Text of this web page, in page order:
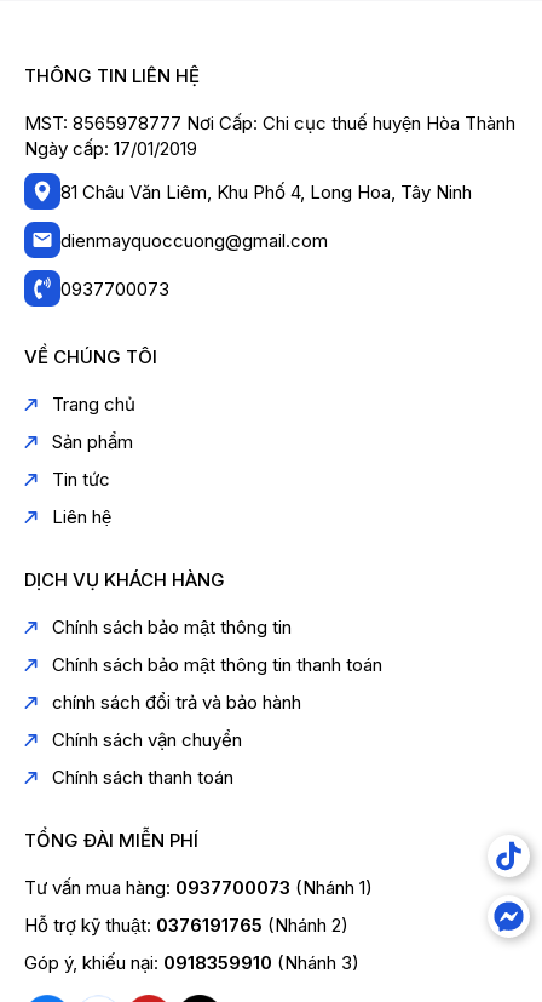
THÔNG TIN LIÊN HỆ
MST: 8565978777 Nơi Cấp: Chi cục thuế huyện Hòa Thành
Ngày cấp: 17/01/2019
81 Châu Văn Liêm, Khu Phố 4, Long Hoa, Tây Ninh
dienmayquoccuong@gmail.com
0937700073
VỀ CHÚNG TÔI
Trang chủ
Sản phẩm
Tin tức
Liên hệ
DỊCH VỤ KHÁCH HÀNG
Chính sách bảo mật thông tin
Chính sách bảo mật thông tin thanh toán
chính sách đổi trả và bảo hành
Chính sách vận chuyển
Chính sách thanh toán
TỔNG ĐÀI MIỄN PHÍ
Tư vấn mua hàng: 0937700073 (Nhánh 1)
Hỗ trợ kỹ thuật: 0376191765 (Nhánh 2)
Góp ý, khiếu nại: 0918359910 (Nhánh 3)